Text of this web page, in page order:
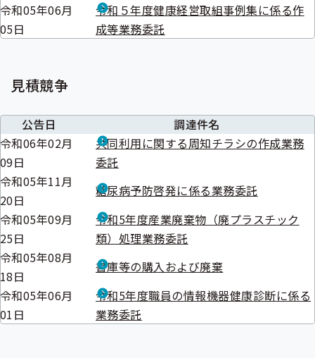
令和05年06月
05日
令和５年度健康経営取組事例集に係る作
成等業務委託
見積競争
公告日
調達件名
令和06年02月
09日
共同利用に関する周知チラシの作成業務
委託
令和05年11月
20日
糖尿病予防啓発に係る業務委託
令和05年09月
25日
令和5年度産業廃棄物（廃プラスチック
類）処理業務委託
令和05年08月
18日
書庫等の購入および廃棄
令和05年06月
01日
令和5年度職員の情報機器健康診断に係る
業務委託